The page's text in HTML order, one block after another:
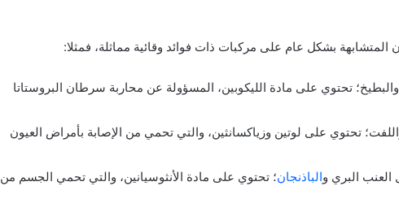
المتشابهة بشكل عام على مركبات ذات فوائد وقائية مماثلة، فمثلا:
تحتوي على مادة الليكوبين، المسؤولة عن محاربة سرطان البروستاتا
تحتوي على لوتين وزياكسانثين، والتي تحمي من الإصابة بأمراض العيون
العنب البري والباذنجان؛ تحتوي على مادة الأنثوسيانين، والتي تحمي الجسم من